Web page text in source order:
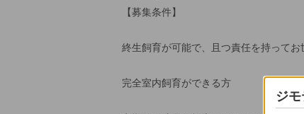
【募集条件】
終生飼育が可能で、且つ責任を持ってお
完全室内飼育ができる方
ジ